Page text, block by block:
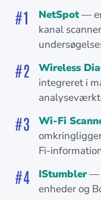
NetSpot— er
kanal
Wireless
integreret i
Wi-Fi
Fi-
IStumbler—
enheder og